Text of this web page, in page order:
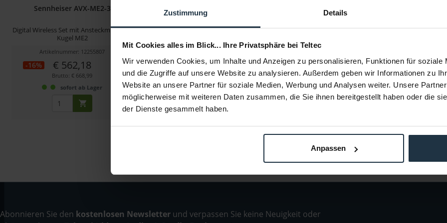
Zustimmung Details
Mit Cookies alles im Blick... Ihre Privatsphäre bei Teltec
Wir verwenden Cookies, um Inhalte und Anzeigen zu personalisieren, Funktionen für soziale
und die Zugriffe auf unsere Website zu analysieren. Außerdem geben wir Informationen zu
Website an unsere Partner für soziale Medien, Werbung und Analysen weiter. Unsere
möglicherweise mit weiteren Daten zusammen, die Sie ihnen bereitgestellt haben oder die
der Dienste gesammelt haben.
Anpassen
Sennheiser AVX-ME2-3
Digital Wireless Set mit Ansteckmikrofon
Kugel ME2
Artikelnummer: 12255807
-16% € 562,18
Brutto: € 668,99
sofort ab Lager
Sennheiser BA 20
Li-Ion Akkupack für AVX EKP Empfänger
-14% € 35,41
Brutto: € 42,14
2-3 Wochen ab Bestellung
Sennheiser MKE 2 (Black EW)
Ansteckmikrofon mit
-23% € 259,66
Brutto: € 309,00
sofort ab Lager
Kamera
-23%
Abonnieren Sie den kostenlosen Newsletter und verpassen Sie keine Neuigkeit oder